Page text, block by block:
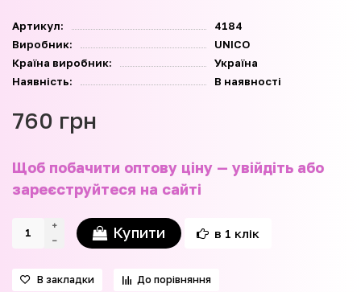
Артикул:
4184
Виробник:
UNICO
Країна виробник:
Україна
Наявність:
В наявності
760 грн
Щоб побачити оптову ціну — увійдіть або
зареєструйтеся на сайті
Купити в 1 клік
В закладки До порівняння